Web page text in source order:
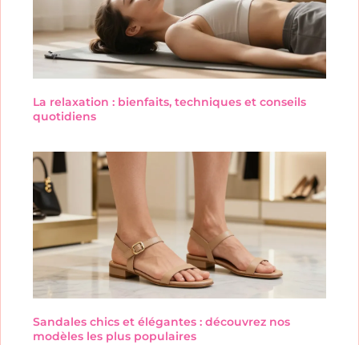
La relaxation : bienfaits, techniques et conseils
quotidiens
Sandales chics et élégantes : découvrez nos
modèles les plus populaires